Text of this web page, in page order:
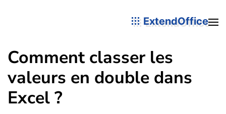
ExtendOffice
Comment classer les
valeurs en double dans
Excel ?